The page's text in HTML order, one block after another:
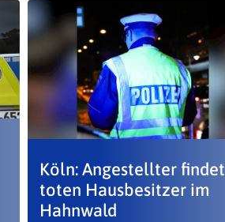
Köln: Angestellter findet
toten Hausbesitzer im
Hahnwald